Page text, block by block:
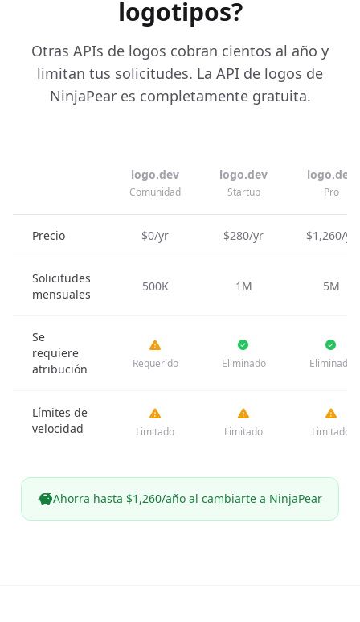
logotipos?
Otras APIs de logos cobran cientos al año y
limitan tus solicitudes. La API de logos de
NinjaPear es completamente gratuita.
logo.dev
Comunidad
logo.dev
Startup
logo.dev
Pro
Precio $0/yr $280/yr $1,260/yr
Solicitudes
mensuales
500K 1M 5M
Se
requiere
atribución
Requerido Eliminado Eliminado
Límites de
velocidad
Limitado Limitado Limitado
Ahorra hasta $1,260/año al cambiarte a NinjaPear